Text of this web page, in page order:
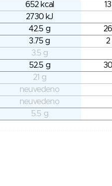
652 kcal
2730 kJ
42.5 g
3.75 g
2
3.5 g
52.5 g
21 g
neuvedeno
neuvedeno
5.5 g